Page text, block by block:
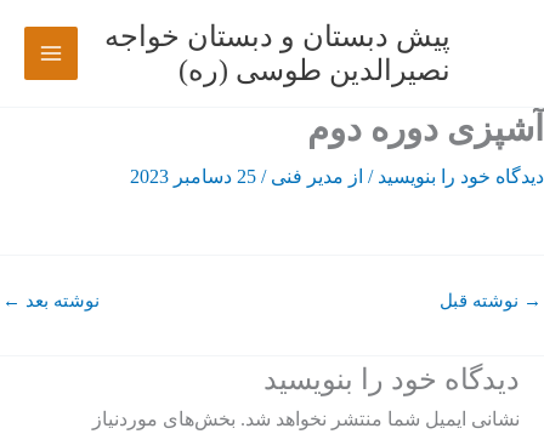
پیش دبستان و دبستان خواجه
نصیرالدین طوسی (ره)
آشپزی دوره دوم
دیدگاه‌ خود را بنویسید / از مدیر فنی/ 25 دسامبر 2023
→ نوشته قبل نوشته بعد ←
دیدگاه‌ خود را بنویسید
نشانی ایمیل شما منتشر نخواهد شد. بخش‌های موردنیاز